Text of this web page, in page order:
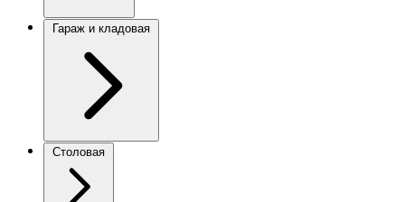
Гараж и кладовая
Столовая